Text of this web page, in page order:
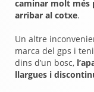
caminar molt més
arribar al cotxe.
Un altre
marca del gps i
dins d’un bosc,
llargues i